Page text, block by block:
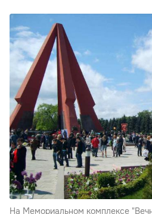
На Мемориальном комплексе